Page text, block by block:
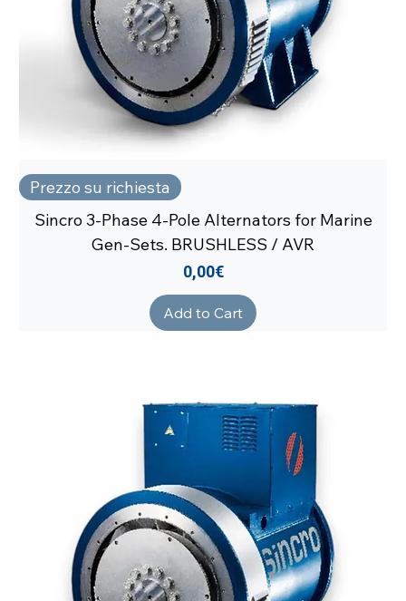
Prezzo su richiesta
Sincro 3-Phase 4-Pole Alternators for Marine
Gen-Sets. BRUSHLESS / AVR
Price
0,00€
Add to Cart